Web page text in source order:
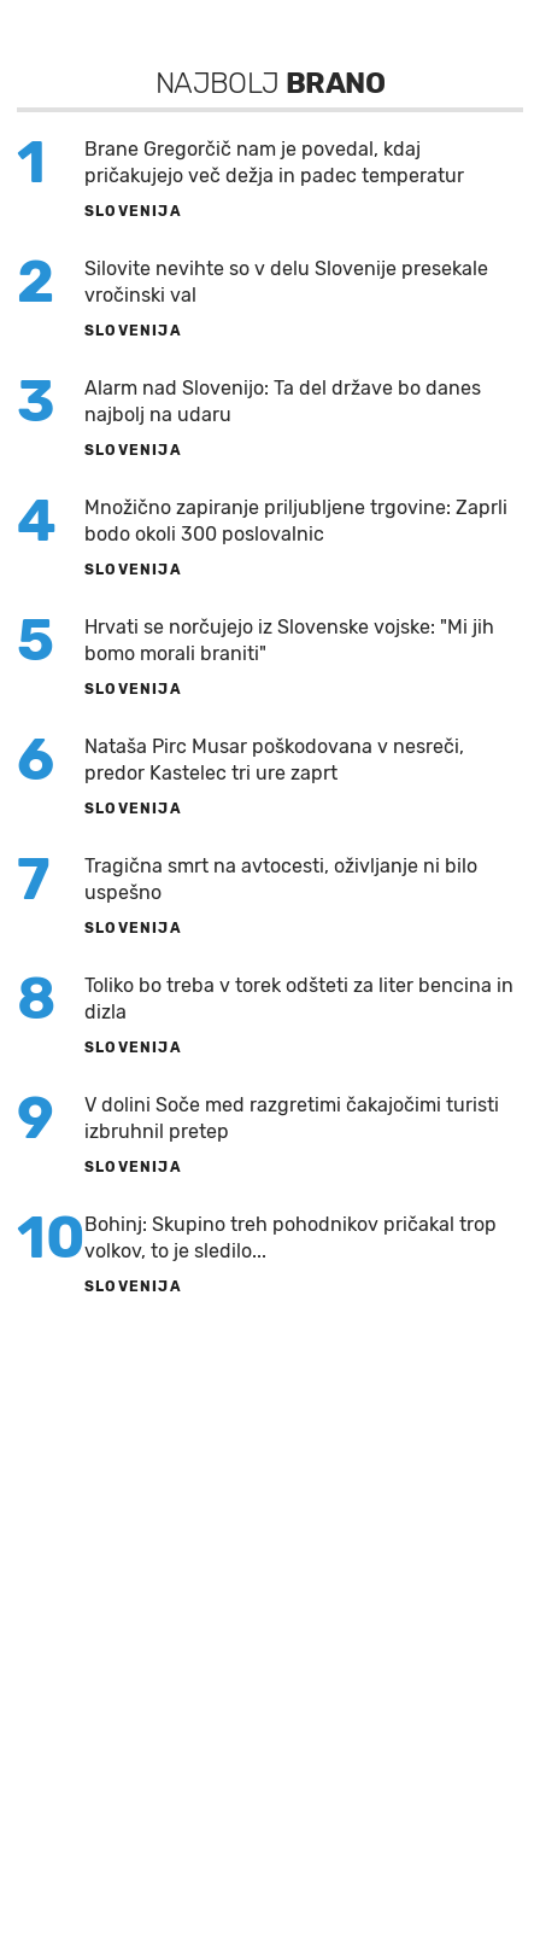
NAJBOLJ BRANO
1
Brane Gregorčič nam je povedal, kdaj
pričakujejo več dežja in padec temperatur
SLOVENIJA
2
Silovite nevihte so v delu Slovenije presekale
vročinski val
SLOVENIJA
3
Alarm nad Slovenijo: Ta del države bo danes
najbolj na udaru
SLOVENIJA
4
Množično zapiranje priljubljene trgovine: Zaprli
bodo okoli 300 poslovalnic
SLOVENIJA
5
Hrvati se norčujejo iz Slovenske vojske: "Mi jih
bomo morali braniti"
SLOVENIJA
6
Nataša Pirc Musar poškodovana v nesreči,
predor Kastelec tri ure zaprt
SLOVENIJA
7
Tragična smrt na avtocesti, oživljanje ni bilo
uspešno
SLOVENIJA
8
Toliko bo treba v torek odšteti za liter bencina in
dizla
SLOVENIJA
9
V dolini Soče med razgretimi čakajočimi turisti
izbruhnil pretep
SLOVENIJA
10Bohinj: Skupino treh pohodnikov pričakal trop
volkov, to je sledilo...
SLOVENIJA